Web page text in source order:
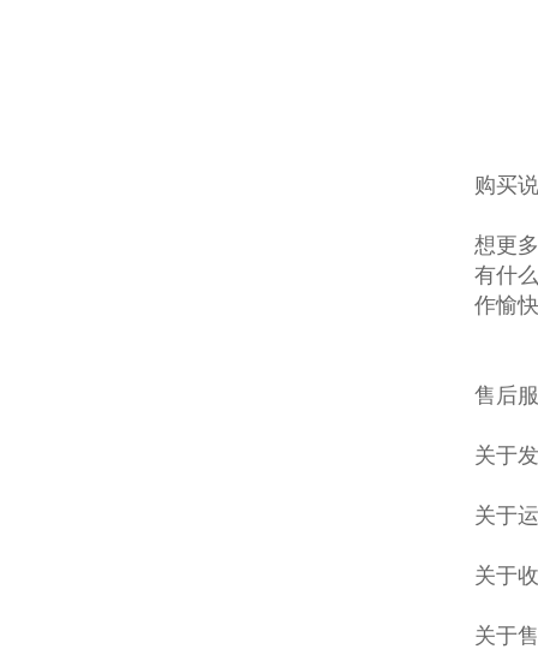
购买
想更
有什
作愉
售后
关于
关于
关于
关于